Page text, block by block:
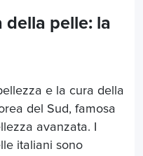
della pelle: la
e la cura della
del Sud, famosa
avanzata. I
italiani sono